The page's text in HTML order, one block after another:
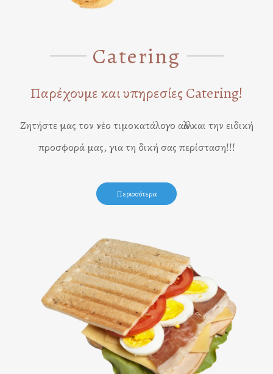
Catering
Παρέχουμε και υπηρεσίες Catering!
Ζητήστε μας τον νέο τιμοκατάλογο αλλά και την ειδική
προσφορά μας, για τη δική σας περίσταση!!!
Περισσότερα